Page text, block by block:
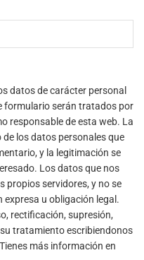
datos de carácter personal
formulario serán tratados por
responsable de esta web. La
los datos personales que
y la legitimación se
Los datos que nos
propios servidores, y no se
u obligación legal.
rectificación, supresión,
tratamiento escribiendonos
más información en